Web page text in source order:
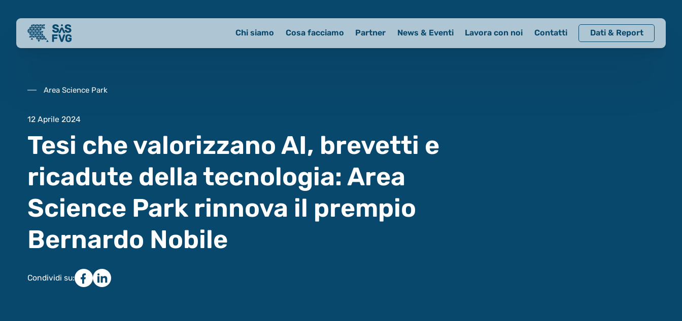
Chi siamo Cosa facciamo Partner News & Eventi Lavora con noi Contatti Dati & Report
Area Science Park
12 Aprile 2024
Tesi che valorizzano AI, brevetti e
ricadute della tecnologia: Area
Science Park rinnova il prempio
Bernardo Nobile
Condividi su: